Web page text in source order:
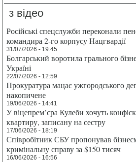
з відео
Російські спецслужби переконали
командира 2-го корпусу Нацгвардії
31/07/2026 - 19:45
Болгарський воротила грального
Україні
22/07/2026 - 12:59
Прокуратура мацає ужгородського
накопичене
19/06/2026 - 14:41
У віцепрем’єра Кулеби хочуть
квартиру, записану на сестру
17/06/2026 - 18:19
Співробітник СБУ пропонував
кримінальну справу за $150 тисяч
16/06/2026 - 16:56